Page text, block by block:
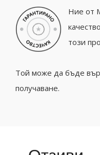
Ние от
този
Той може да бъде
получаване.